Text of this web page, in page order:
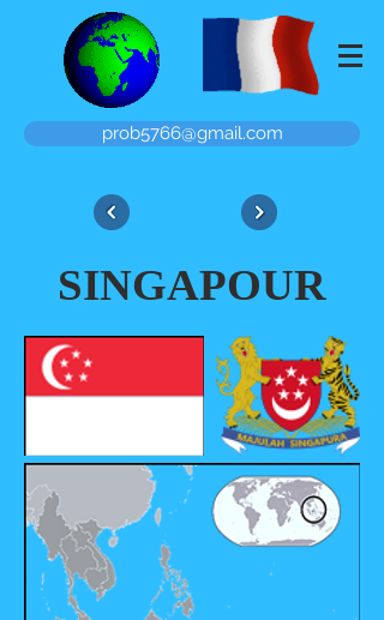
prob5766@gmail.com
SINGAPOUR